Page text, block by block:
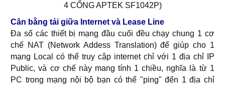
Cân bằng tải giữa Internet và Lease Line
Đa số các thiết bị mạng đầu cuối đều chạy chung 1 cơ
chế NAT (Network Addess Translation) để giúp cho 1
mạng Local có thể truy cập internet chỉ với 1 địa chỉ IP
Public, và cơ chế này mang tính 1 chiều, nghĩa là từ 1
PC trong mạng nội bộ bạn có thể "ping" đến 1 địa chỉ